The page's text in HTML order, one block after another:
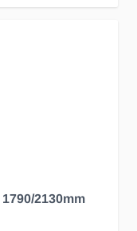
2130mm